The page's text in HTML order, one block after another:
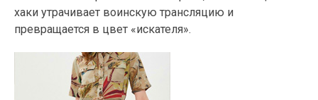
хаки утрачивает воинскую трансляцию и
превращается в цвет «искателя».